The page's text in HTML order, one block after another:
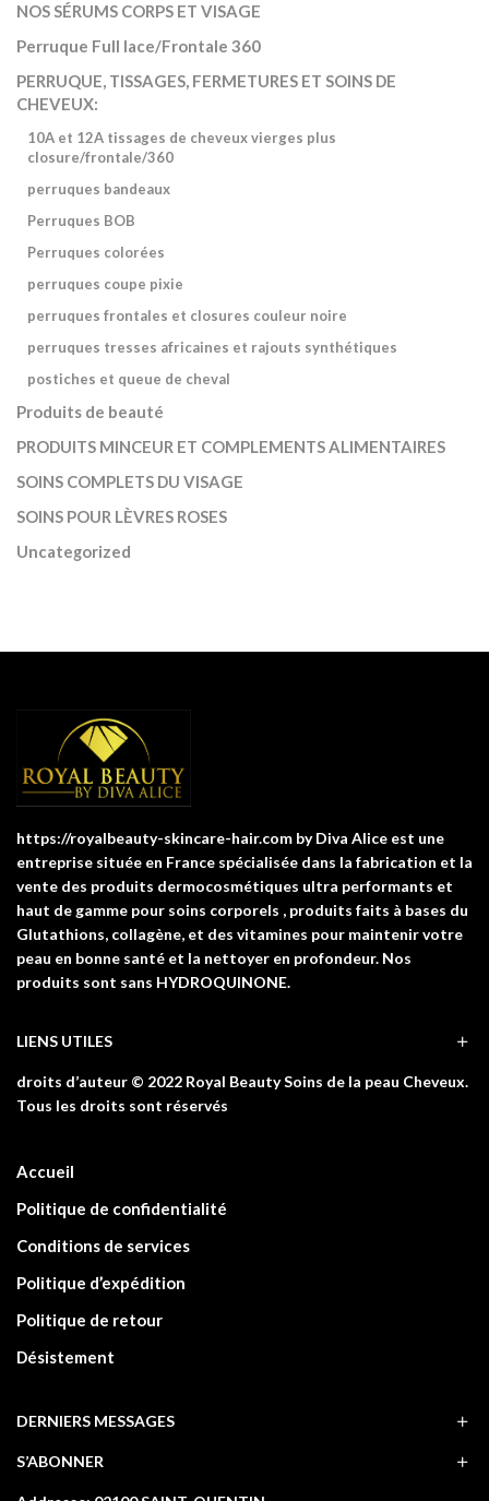
NOS SÉRUMS CORPS ET VISAGE
Perruque Full lace/Frontale 360
PERRUQUE, TISSAGES, FERMETURES ET SOINS DE
CHEVEUX:
10A et 12A tissages de cheveux vierges plus
closure/frontale/360
perruques bandeaux
Perruques BOB
Perruques colorées
perruques coupe pixie
perruques frontales et closures couleur noire
perruques tresses africaines et rajouts synthétiques
postiches et queue de cheval
Produits de beauté
PRODUITS MINCEUR ET COMPLEMENTS ALIMENTAIRES
SOINS COMPLETS DU VISAGE
SOINS POUR LÈVRES ROSES
Uncategorized
https://royalbeauty-skincare-hair.com by Diva Alice est une
entreprise située en France spécialisée dans la fabrication et la
vente des produits dermocosmétiques ultra performants et
haut de gamme pour soins corporels , produits faits à bases du
Glutathions, collagène, et des vitamines pour maintenir votre
peau en bonne santé et la nettoyer en profondeur. Nos
produits sont sans HYDROQUINONE.
LIENS UTILES
droits d’auteur © 2022 Royal Beauty Soins de la peau Cheveux.
Tous les droits sont réservés
Accueil
Politique de confidentialité
Conditions de services
Politique d’expédition
Politique de retour
Désistement
DERNIERS MESSAGES
S’ABONNER